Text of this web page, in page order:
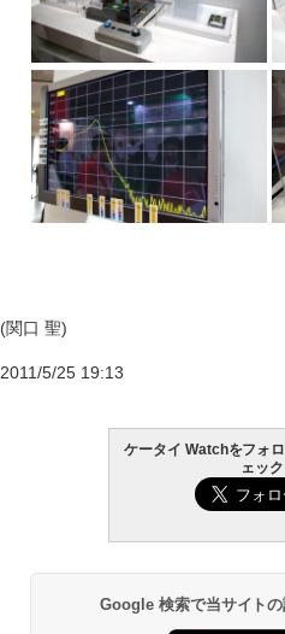
(関口 聖)
2011/5/25 19:13
ケータイ Watchをフォ
ェック
Google 検索で当サイト